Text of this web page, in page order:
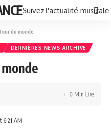
Suivez l'actualité
du monde
DERNIÈRES NEWS ARCHIVE
6:21 AM
0 Min Lire